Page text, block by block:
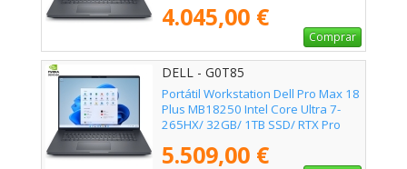
4.045,00 €
Comprar
DELL - G0T85
Portátil Workstation Dell Pro Max 18
Plus MB18250 Intel Core Ultra 7-
265HX/ 32GB/ 1TB SSD/ RTX Pro
5.509,00 €